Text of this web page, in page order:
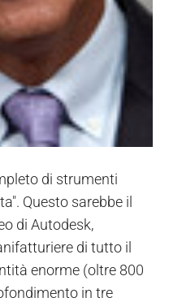
di strumenti
Questo sarebbe il
di Autodesk,
di tutto il
enorme (oltre 800
in tre